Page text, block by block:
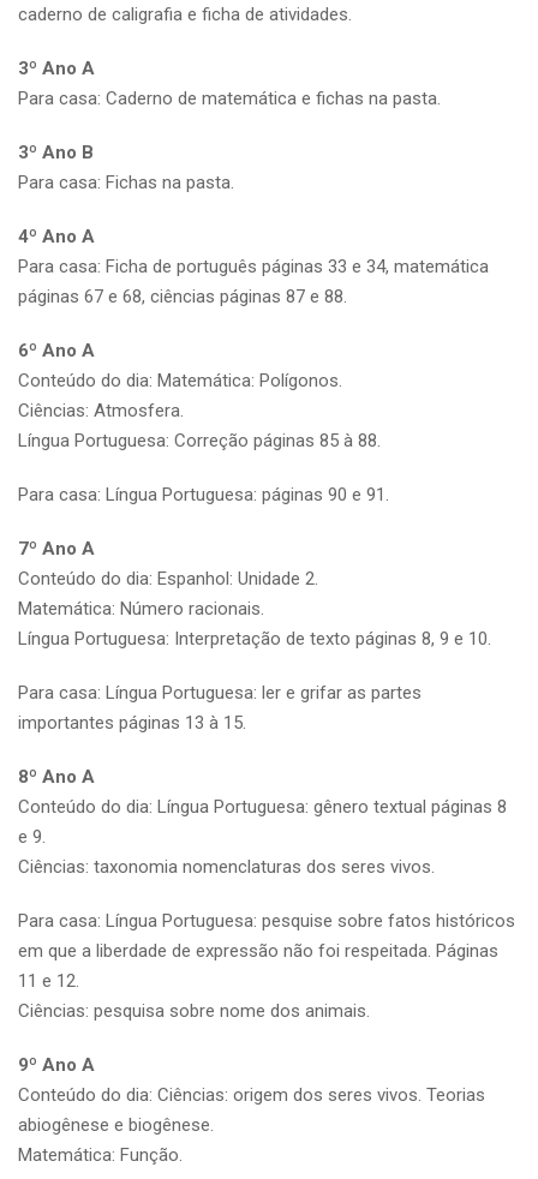
caderno de caligrafia e ficha de atividades.
3º Ano A
Para casa: Caderno de matemática e fichas na pasta.
3º Ano B
Para casa: Fichas na pasta.
4º Ano A
Para casa: Ficha de português páginas 33 e 34, matemática
páginas 67 e 68, ciências páginas 87 e 88.
6º Ano A
Conteúdo do dia: Matemática: Polígonos.
Ciências: Atmosfera.
Língua Portuguesa: Correção páginas 85 à 88.
Para casa: Língua Portuguesa: páginas 90 e 91.
7º Ano A
Conteúdo do dia: Espanhol: Unidade 2.
Matemática: Número racionais.
Língua Portuguesa: Interpretação de texto páginas 8, 9 e 10.
Para casa: Língua Portuguesa: ler e grifar as partes
importantes páginas 13 à 15.
8º Ano A
Conteúdo do dia: Língua Portuguesa: gênero textual páginas 8
e 9.
Ciências: taxonomia nomenclaturas dos seres vivos.
Para casa: Língua Portuguesa: pesquise sobre fatos históricos
em que a liberdade de expressão não foi respeitada. Páginas
11 e 12.
Ciências: pesquisa sobre nome dos animais.
9º Ano A
Conteúdo do dia: Ciências: origem dos seres vivos. Teorias
abiogênese e biogênese.
Matemática: Função.